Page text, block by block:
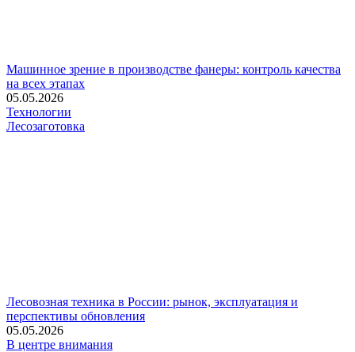
Машинное зрение в производстве фанеры: контроль качества
на всех этапах
05.05.2026
Технологии
Лесозаготовка
Лесовозная техника в России: рынок, эксплуатация и
перспективы обновления
05.05.2026
В центре внимания